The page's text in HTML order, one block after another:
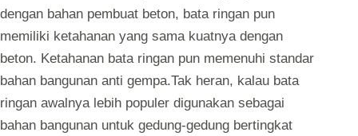
dengan bahan pembuat beton, bata ringan pun
memiliki ketahanan yang sama kuatnya dengan
beton. Ketahanan bata ringan pun memenuhi standar
bahan bangunan anti gempa.Tak heran, kalau bata
ringan awalnya lebih populer digunakan sebagai
bahan bangunan untuk gedung-gedung bertingkat